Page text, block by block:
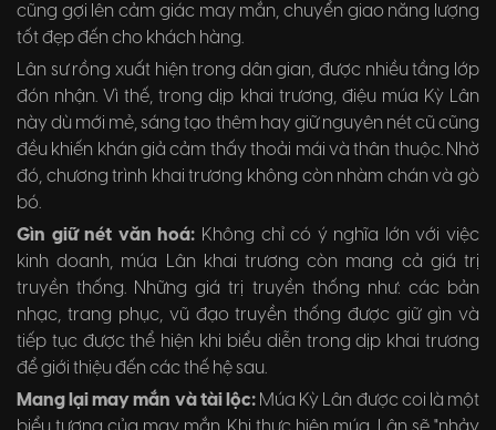
cũng gợi lên cảm giác may mắn, chuyển giao năng lượng
tốt đẹp đến cho khách hàng.
Lân sư rồng xuất hiện trong dân gian, được nhiều tầng lớp
đón nhận. Vì thế, trong dịp khai trương, điệu múa Kỳ Lân
này dù mới mẻ, sáng tạo thêm hay giữ nguyên nét cũ cũng
đều khiến khán giả cảm thấy thoải mái và thân thuộc. Nhờ
đó, chương trình khai trương không còn nhàm chán và gò
bó.
Gìn giữ nét văn hoá: Không chỉ có ý nghĩa lớn với việc
kinh doanh, múa Lân khai trương còn mang cả giá trị
truyền thống. Những giá trị truyền thống như: các bản
nhạc, trang phục, vũ đạo truyền thống được giữ gìn và
tiếp tục được thể hiện khi biểu diễn trong dịp khai trương
để giới thiệu đến các thế hệ sau.
Mang lại may mắn và tài lộc:Múa Kỳ Lân được coi là một